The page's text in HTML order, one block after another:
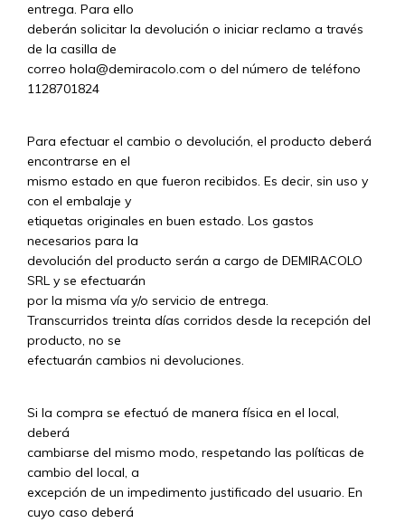
entrega. Para ello
deberán solicitar la devolución o iniciar reclamo a través
de la casilla de
correo hola@demiracolo.com o del número de teléfono
1128701824
Para efectuar el cambio o devolución, el producto deberá
encontrarse en el
mismo estado en que fueron recibidos. Es decir, sin uso y
con el embalaje y
etiquetas originales en buen estado. Los gastos
necesarios para la
devolución del producto serán a cargo de DEMIRACOLO
SRL y se efectuarán
por la misma vía y/o servicio de entrega.
Transcurridos treinta días corridos desde la recepción del
producto, no se
efectuarán cambios ni devoluciones.
Si la compra se efectuó de manera física en el local,
deberá
cambiarse del mismo modo, respetando las políticas de
cambio del local, a
excepción de un impedimento justificado del usuario. En
cuyo caso deberá